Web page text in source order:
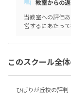
もとの接し方やプ
先生の質はすごく
てオリジナリティ
トや国内の有名ロボ
レゴ社のロボット1
たくさん工夫をし
教室からの
当教室への評価
営するにあたっ
このスクール全
ひばりが丘校の評判